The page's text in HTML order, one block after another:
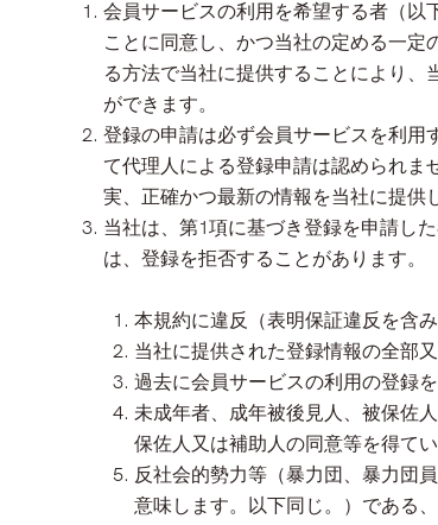
会員サービスの利用を希望する者（以
ことに同意し、かつ当社の定める一
る方法で当社に提供することにより、
ができます。
登録の申請は必ず会員サービスを利用
て代理人による登録申請は認められ
実、正確かつ最新の情報を当社に提供
当社は、第1項に基づき登録を申請し
は、登録を拒否することがあります。
本規約に違反（表明保証違反を含
当社に提供された登録情報の全部
過去に会員サービスの利用の登録
未成年者、成年被後見人、被保佐
保佐人又は補助人の同意等を得て
反社会的勢力等（暴力団、暴力団
意味します。以下同じ。）である